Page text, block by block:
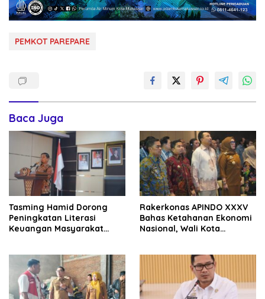
PEMKOT PAREPARE
Baca Juga
Tasming Hamid Dorong
Peningkatan Literasi
Keuangan Masyarakat
Rakerkonas APINDO XXXV
Bahas Ketahanan Ekonomi
Nasional, Wali Kota